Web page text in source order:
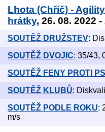
Lhota (Chříč) -
hrátky, 26. 08. 2022
SOUTĚŽ DRUŽSTEV:
SOUTĚŽ DVOJIC: 35/43,
SOUTĚŽ FENY PROTI
SOUTĚŽ KLUBŮ:
SOUTĚŽ PODLE ROKU:
m/s